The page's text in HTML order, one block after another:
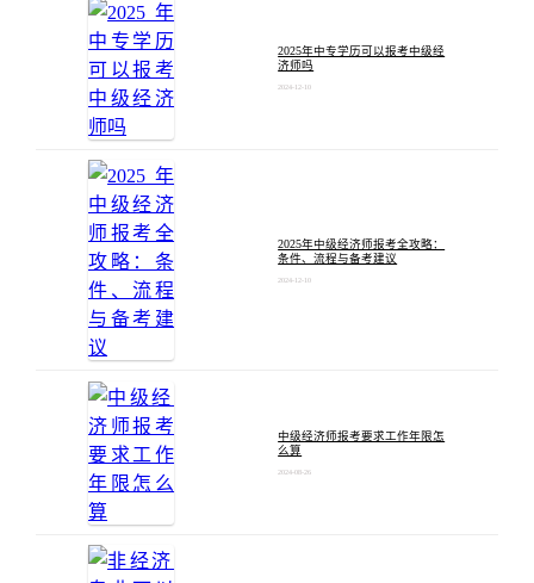
2025年中专学历可以报考中级经
济师吗
2024-12-10
2025年中级经济师报考全攻略：
条件、流程与备考建议
2024-12-10
中级经济师报考要求工作年限怎
么算
2024-08-26